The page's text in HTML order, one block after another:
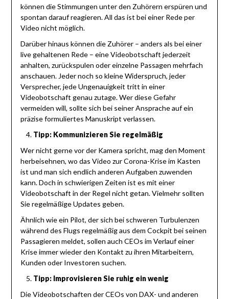
können die Stimmungen unter den Zuhörern erspüren und
spontan darauf reagieren. All das ist bei einer Rede per
Video nicht möglich.
Darüber hinaus können die Zuhörer – anders als bei einer
live gehaltenen Rede – eine Videobotschaft jederzeit
anhalten, zurückspulen oder einzelne Passagen mehrfach
anschauen. Jeder noch so kleine Widerspruch, jeder
Versprecher, jede Ungenauigkeit tritt in einer
Videobotschaft genau zutage. Wer diese Gefahr
vermeiden will, sollte sich bei seiner Ansprache auf ein
präzise formuliertes Manuskript verlassen.
Tipp: Kommunizieren Sie regelmäßig
Wer nicht gerne vor der Kamera spricht, mag den Moment
herbeisehnen, wo das Video zur Corona-Krise im Kasten
ist und man sich endlich anderen Aufgaben zuwenden
kann. Doch in schwierigen Zeiten ist es mit einer
Videobotschaft in der Regel nicht getan. Vielmehr sollten
Sie regelmäßige Updates geben.
Ähnlich wie ein Pilot, der sich bei schweren Turbulenzen
während des Flugs regelmäßig aus dem Cockpit bei seinen
Passagieren meldet, sollen auch CEOs im Verlauf einer
Krise immer wieder den Kontakt zu ihren Mitarbeitern,
Kunden oder Investoren suchen.
Tipp: Improvisieren Sie ruhig ein wenig
Die Videobotschaften der CEOs von DAX- und anderen